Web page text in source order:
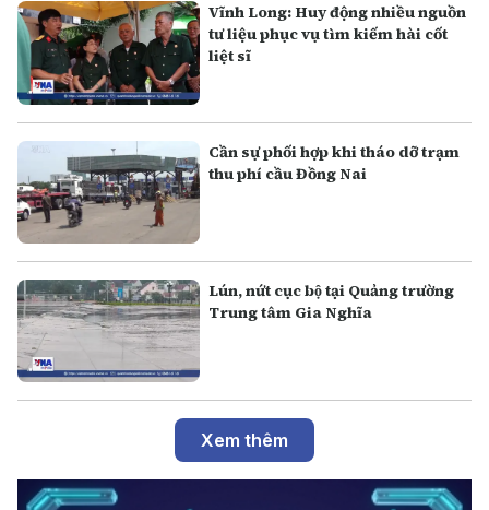
Vĩnh Long: Huy động nhiều nguồn
tư liệu phục vụ tìm kiếm hài cốt
liệt sĩ
Cần sự phối hợp khi tháo dỡ trạm
thu phí cầu Đồng Nai
Lún, nứt cục bộ tại Quảng trường
Trung tâm Gia Nghĩa
Xem thêm